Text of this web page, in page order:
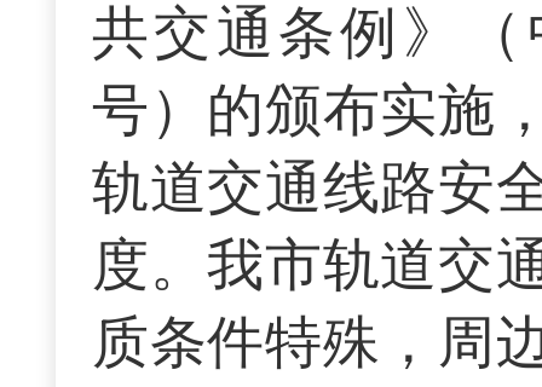
共交通条例》
号）的颁布实施
轨道交通线路安
度。我市轨道交
质条件特殊，周